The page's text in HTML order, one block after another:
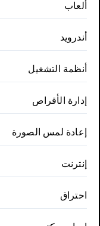
ألعاب
أندرويد
أنظمة التشغيل
إدارة الأقراص
إعادة لمس الصورة
إنترنت
احتراق